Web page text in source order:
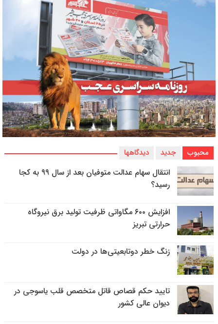
محبوب جدید دیدگاهها
انتقال سهام عدالت متوفیان بعد از سال ۹۹ به کجا
رسید؟
افزایش ۶۰۰ مگاواتی ظرفیت تولید برق نیروگاه
حرارتی تبریز
زنگ خطر دوتابعیتی‌ها در دولت
تایید حکم قصاص قاتل متخصص قلب یاسوجی در
دیوان عالی کشور